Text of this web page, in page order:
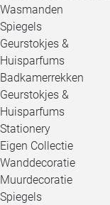
Wasmanden
Spiegels
Geurstokjes &
Huisparfums
Badkamerrekken
Geurstokjes &
Huisparfums
Stationery
Eigen Collectie
Wanddecoratie
Muurdecoratie
Spiegels